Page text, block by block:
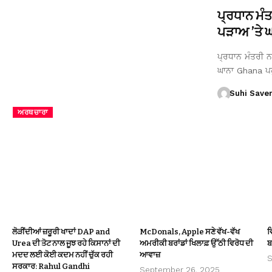
ਅਰਥਚਾਰਾ
ਪ੍ਰਧਾਨ
ਪੜਾਅ ’ਤੇ
ਪ੍ਰਧਾਨ ਮੰਤਰੀ
ਘਾਨਾ Ghana
Suhi Saver
ਲੋੜੀਂਦੀਆਂ ਜ਼ਰੂਰੀ ਖਾਦਾਂ DAP and
Urea ਦੀ ਤੋਟ ਨਾਲ ਜੂਝ ਰਹੇ ਕਿਸਾਨਾਂ ਦੀ
ਮਦਦ ਲਈ ਕੋਈ ਕਦਮ ਨਹੀਂ ਚੁੱਕ ਰਹੀ
ਸਰਕਾਰ: Rahul Gandhi
McDonals, Apple ਸਣੇ ਵੱਖ-ਵੱਖ
ਅਮਰੀਕੀ ਬਰਾਂਡਾਂ ਖਿਲਾਫ਼ ਉੱਠੀ ਵਿਰੋਧ ਦੀ
ਆਵਾਜ਼
September 26, 2025